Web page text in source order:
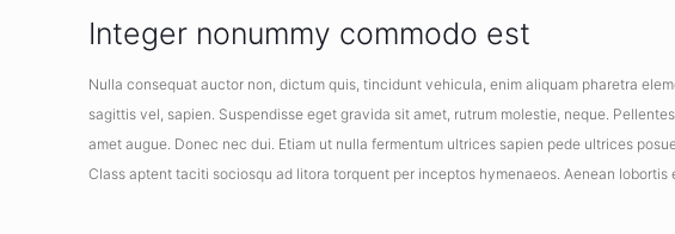
Integer nonummy commodo est
Nulla consequat auctor non, dictum quis, tincidunt vehicula, enim aliquam pharetra
sagittis vel, sapien. Suspendisse eget gravida sit amet, rutrum molestie, neque.
amet augue. Donec nec dui. Etiam ut nulla fermentum ultrices sapien pede ultrices
Class aptent taciti sociosqu ad litora torquent per inceptos hymenaeos. Aenean